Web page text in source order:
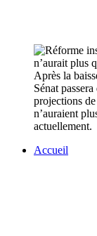
Après la
Sénat
projections
n’auraient
actuellement.
Accueil